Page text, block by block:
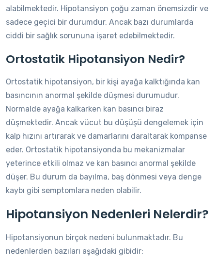
alabilmektedir. Hipotansiyon çoğu zaman önemsizdir ve
sadece geçici bir durumdur. Ancak bazı durumlarda
ciddi bir sağlık sorununa işaret edebilmektedir.
Ortostatik Hipotansiyon Nedir?
Ortostatik hipotansiyon, bir kişi ayağa kalktığında kan
basıncının anormal şekilde düşmesi durumudur.
Normalde ayağa kalkarken kan basıncı biraz
düşmektedir. Ancak vücut bu düşüşü dengelemek için
kalp hızını artırarak ve damarlarını daraltarak kompanse
eder. Ortostatik hipotansiyonda bu mekanizmalar
yeterince etkili olmaz ve kan basıncı anormal şekilde
düşer. Bu durum da bayılma, baş dönmesi veya denge
kaybı gibi semptomlara neden olabilir.
Hipotansiyon Nedenleri Nelerdir?
Hipotansiyonun birçok nedeni bulunmaktadır. Bu
nedenlerden bazıları aşağıdaki gibidir: